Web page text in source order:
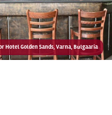
Hotel Golden Sands, Varna, Bulgaaria